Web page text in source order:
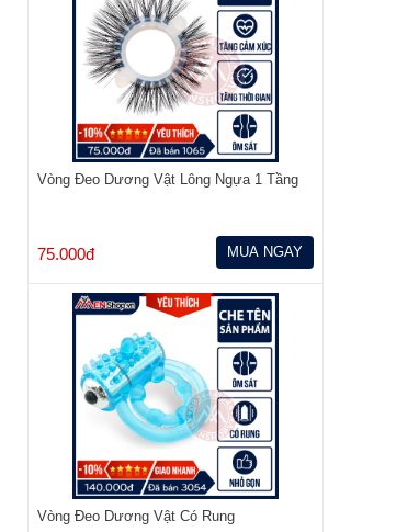
Vòng Đeo Dương Vật Lông Ngựa 1 Tầng
75.000đ MUA NGAY
Vòng Đeo Dương Vật Có Rung